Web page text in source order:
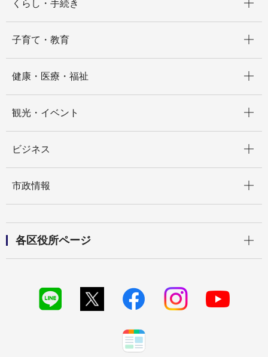
くらし・手続き
子育て・教育
健康・医療・福祉
観光・イベント
ビジネス
市政情報
各区役所ページ